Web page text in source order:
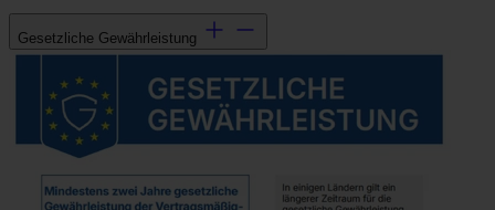
Gesetzliche Gewährleistung